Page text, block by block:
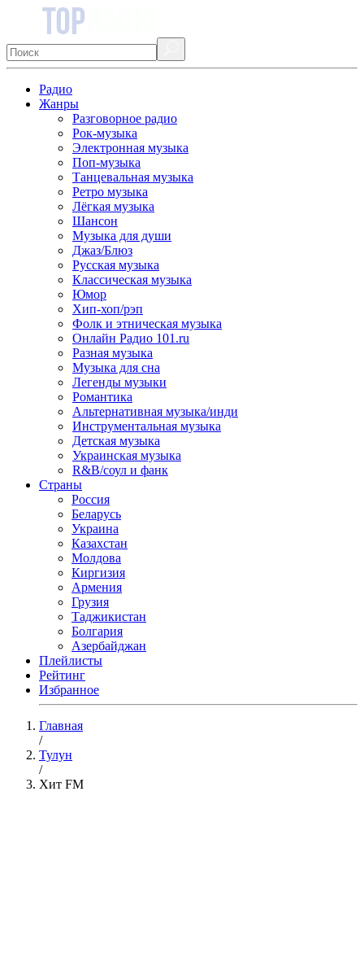
Радио
Жанры
Разговорное радио
Рок-музыка
Электронная музыка
Поп-музыка
Танцевальная музыка
Ретро музыка
Лёгкая музыка
Шансон
Музыка для души
Джаз/Блюз
Русская музыка
Классическая музыка
Юмор
Хип-хоп/рэп
Фолк и этническая музыка
Онлайн Радио 101.ru
Разная музыка
Музыка для сна
Легенды музыки
Романтика
Альтернативная музыка/инди
Инструментальная музыка
Детская музыка
Украинская музыка
R&B/cоул и фанк
Страны
Россия
Беларусь
Украина
Казахстан
Молдова
Киргизия
Армения
Грузия
Таджикистан
Болгария
Азербайджан
Плейлисты
Рейтинг
Избранное
Главная
/
Тулун
/
Хит FM